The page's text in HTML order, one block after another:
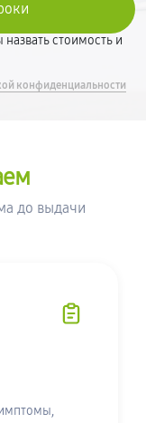
назвать стоимость и
конфиденциальности
до выдачи